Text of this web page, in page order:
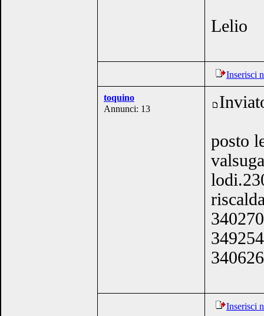
Lelio
Inserisci
toquino
Annunci: 13
posto
Inserisci